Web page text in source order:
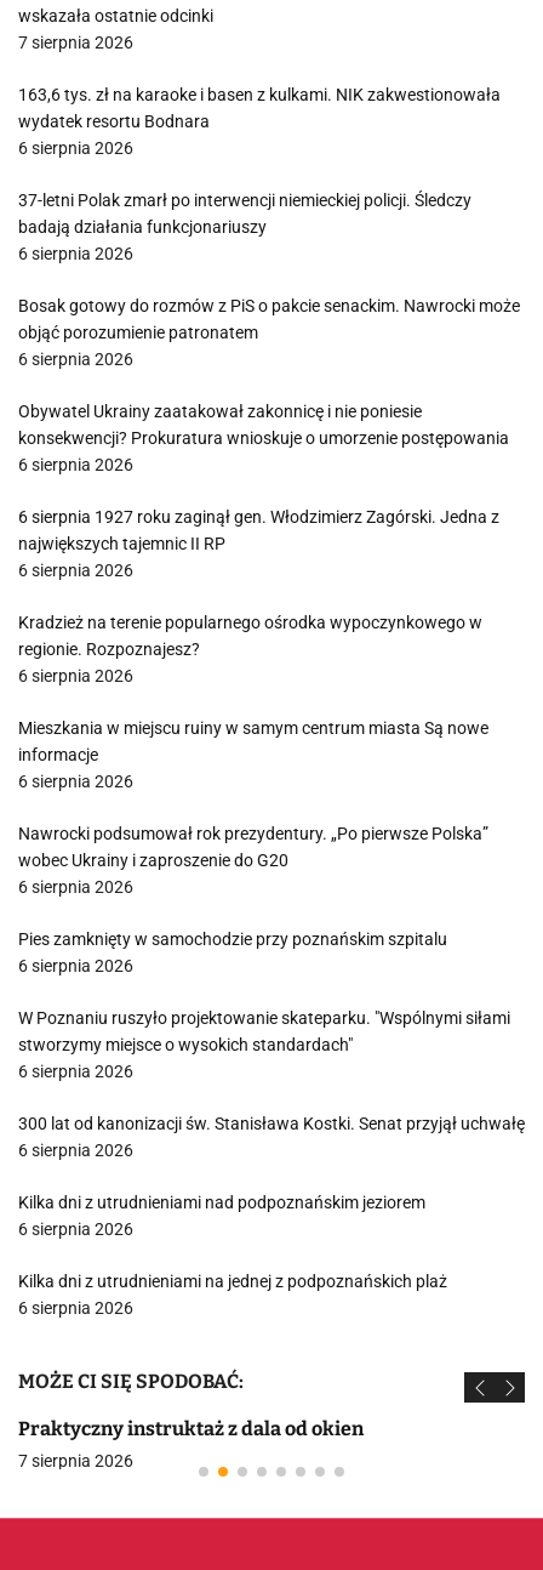
wskazała ostatnie odcinki
7 sierpnia 2026
163,6 tys. zł na karaoke i basen z kulkami. NIK zakwestionowała
wydatek resortu Bodnara
6 sierpnia 2026
37-letni Polak zmarł po interwencji niemieckiej policji. Śledczy
badają działania funkcjonariuszy
6 sierpnia 2026
Bosak gotowy do rozmów z PiS o pakcie senackim. Nawrocki może
objąć porozumienie patronatem
6 sierpnia 2026
Obywatel Ukrainy zaatakował zakonnicę i nie poniesie
konsekwencji? Prokuratura wnioskuje o umorzenie postępowania
6 sierpnia 2026
6 sierpnia 1927 roku zaginął gen. Włodzimierz Zagórski. Jedna z
największych tajemnic II RP
6 sierpnia 2026
Kradzież na terenie popularnego ośrodka wypoczynkowego w
regionie. Rozpoznajesz?
6 sierpnia 2026
Mieszkania w miejscu ruiny w samym centrum miasta Są nowe
informacje
6 sierpnia 2026
Nawrocki podsumował rok prezydentury. „Po pierwsze Polska”
wobec Ukrainy i zaproszenie do G20
6 sierpnia 2026
Pies zamknięty w samochodzie przy poznańskim szpitalu
6 sierpnia 2026
W Poznaniu ruszyło projektowanie skateparku. "Wspólnymi siłami
stworzymy miejsce o wysokich standardach"
6 sierpnia 2026
300 lat od kanonizacji św. Stanisława Kostki. Senat przyjął uchwałę
6 sierpnia 2026
Kilka dni z utrudnieniami nad podpoznańskim jeziorem
6 sierpnia 2026
Kilka dni z utrudnieniami na jednej z podpoznańskich plaż
6 sierpnia 2026
MOŻE CI SIĘ SPODOBAĆ:
Praktyczny instruktaż z dala od okien
7 sierpnia 2026